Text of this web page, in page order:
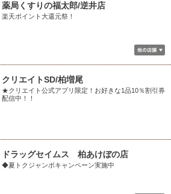
薬局くすりの福太郎/逆井店
楽天ポイント大還元祭！
クリエイトSD/柏増尾
★クリエイト公式アプリ限定！お好きな1品10％割引券
配信中！！
ドラッグセイムス 柏あけぼの店
◆夏トクジャンボキャンペーン実施中